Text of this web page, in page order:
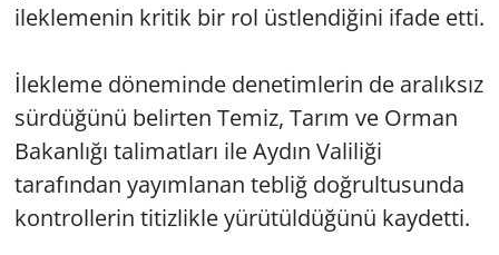
ileklemenin kritik bir rol üstlendiğini ifade etti.
İlekleme döneminde denetimlerin de aralıksız
sürdüğünü belirten Temiz, Tarım ve Orman
Bakanlığı talimatları ile Aydın Valiliği
tarafından yayımlanan tebliğ doğrultusunda
kontrollerin titizlikle yürütüldüğünü kaydetti.